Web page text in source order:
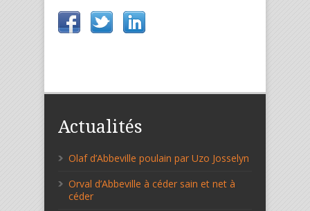
Actualités
Olaf d’Abbeville poulain par Uzo Josselyn
Orval d’Abbeville à céder sain et net à
céder